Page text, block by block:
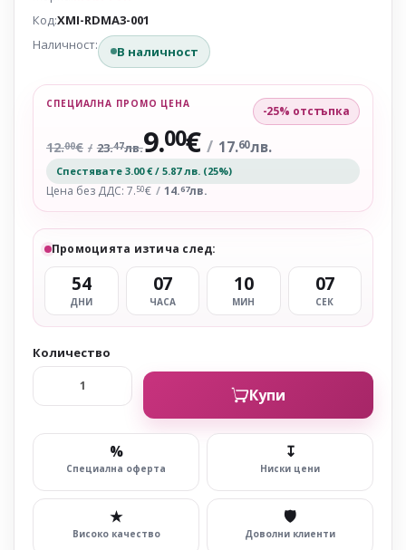
Код:XMI-RDMA3-001
Наличност:
В наличност
СПЕЦИАЛНА ПРОМО ЦЕНА -25% отстъпка
12.00€ / 23.47лв.9.00€ / 17.60лв.
Спестявате 3.00 € / 5.87 лв. (25%)
Цена без ДДС: 7.50€ / 14.67лв.
Промоцията изтича след:
54
ДНИ
07
ЧАСА
10
МИН
07
СЕК
Количество
Купи
%
Специална оферта
↧
Ниски цени
★
Високо качество
🛡
Доволни клиенти